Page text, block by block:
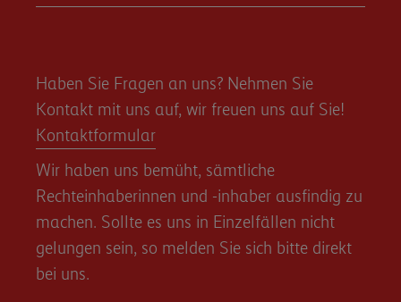
Haben Sie Fragen an uns? Nehmen Sie
Kontakt mit uns auf, wir freuen uns auf Sie!
Kontaktformular
Wir haben uns bemüht, sämtliche
Rechteinhaberinnen und -inhaber ausfindig zu
machen. Sollte es uns in Einzelfällen nicht
gelungen sein, so melden Sie sich bitte direkt
bei uns.